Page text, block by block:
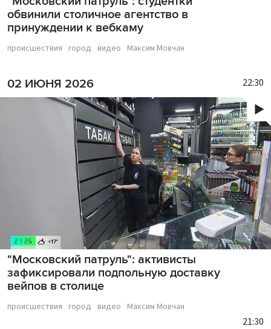
обвинили столичное агентство в
принуждении к вебкаму
происшествия город видео Максим Мовчан
02 ИЮНЯ 2026
"Московский патруль": активисты
зафиксировали подпольную доставку
вейпов в столице
22:30
происшествия город видео Максим Мовчан
21:30